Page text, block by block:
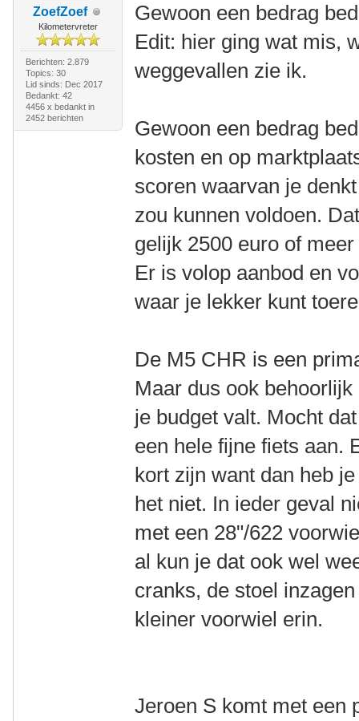
ZoefZoef
Kilometervreter
Berichten: 2.879
Topics: 30
Lid sinds: Dec 2017
Bedankt: 42
4456 x bedankt in
2452 berichten
Gewoon een bedrag
Edit: hier ging wat mis,
weggevallen zie ik.
Gewoon een bedrag
kosten en op
scoren waarvan je
zou kunnen voldoen.
gelijk 2500 euro of
Er is volop aanbod en
waar je lekker kunt
De M5 CHR is een
Maar dus ook
je budget valt. Mocht
een hele fijne fiets aan.
kort zijn want dan heb
het niet. In ieder geval
met een 28"/622
al kun je dat ook wel
cranks, de stoel
kleiner voorwiel erin.
Jeroen S komt met een